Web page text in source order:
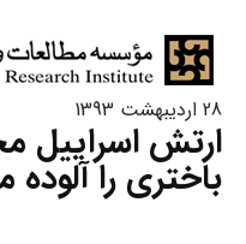
28 اردیبهشت 1393
ارتش اسراییل
باختری را آلوده